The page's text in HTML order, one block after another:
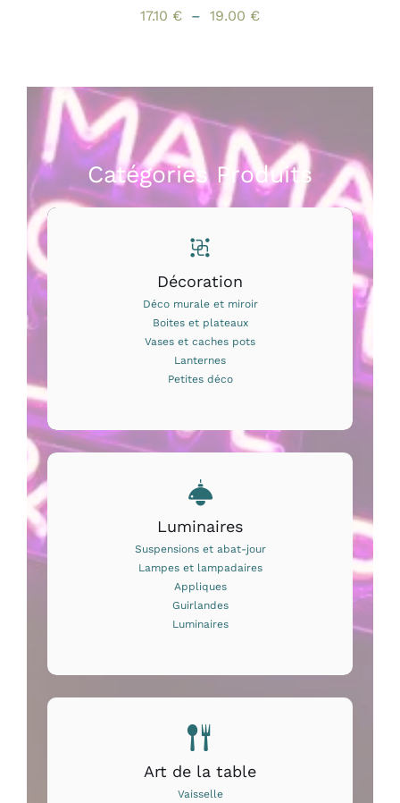
PRODUIT
17.10 € – 19.00 €Plage
17.10 €
19.00 €
Catégories Produits
Décoration
Déco murale et miroir
Boites et plateaux
Vases et caches pots
Lanternes
Petites déco
Luminaires
Suspensions et abat-jour
Lampes et lampadaires
Appliques
Guirlandes
Luminaires
Art de la table
Vaisselle